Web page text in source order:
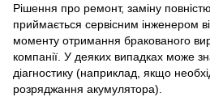
Рішення про ремонт, заміну
приймається сервісним інженером
моменту отримання бракованого
компанії. У деяких випадках може
діагностику (наприклад, якщо
розряджання акумулятора).